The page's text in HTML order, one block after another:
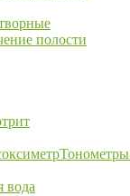
полости
Тонометры
вода